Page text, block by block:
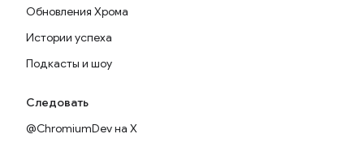
Обновления Хрома
Истории успеха
Подкасты и шоу
Следовать
@ChromiumDev на X